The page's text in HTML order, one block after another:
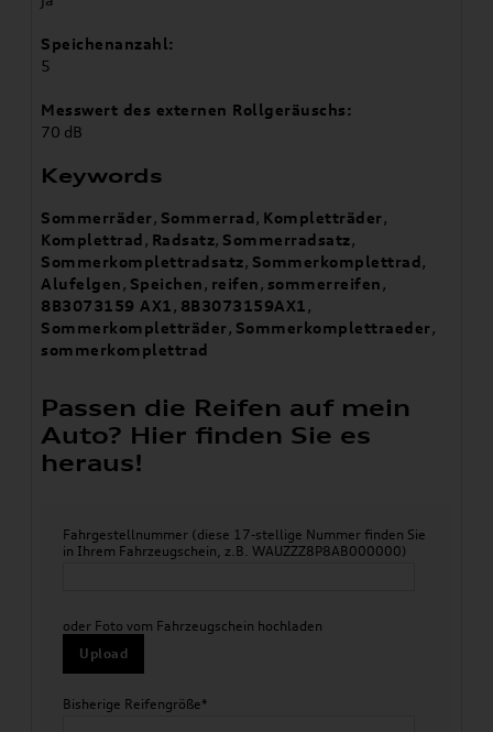
Speichenanzahl:
5
Messwert des externen Rollgeräuschs:
70 dB
Keywords
Sommerräder, Sommerrad, Kompletträder,
Komplettrad, Radsatz, Sommerradsatz,
Sommerkomplettradsatz, Sommerkomplettrad,
Alufelgen, Speichen, reifen, sommerreifen,
8B3073159 AX1, 8B3073159AX1,
Sommerkompletträder, Sommerkomplettraeder,
sommerkomplettrad
Passen die Reifen auf mein
Auto? Hier finden Sie es
heraus!
Fahrgestellnummer (diese 17-stellige Nummer finden Sie
in Ihrem Fahrzeugschein, z.B. WAUZZZ8P8AB000000)
oder Foto vom Fahrzeugschein hochladen
Upload
Bisherige Reifengröße*